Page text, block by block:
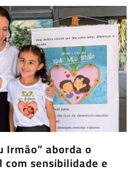
Irmão” aborda o
sensibilidade e